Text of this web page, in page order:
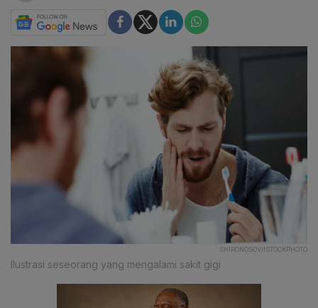
SHIRONOSOV/ISTOCKPHOTO
Ilustrasi seseorang yang mengalami sakit gigi